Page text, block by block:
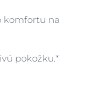
komfortu na
pokožku.*